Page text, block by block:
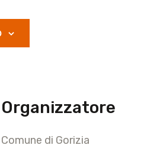
Organizzatore
Comune di Gorizia